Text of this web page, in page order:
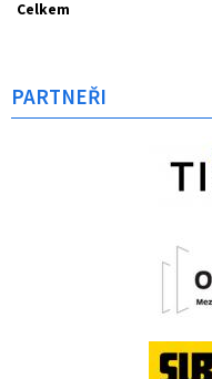
Celkem
PARTNEŘI